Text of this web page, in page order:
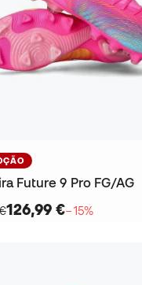
Future 9 Pro FG/AG
126,99 €−15%